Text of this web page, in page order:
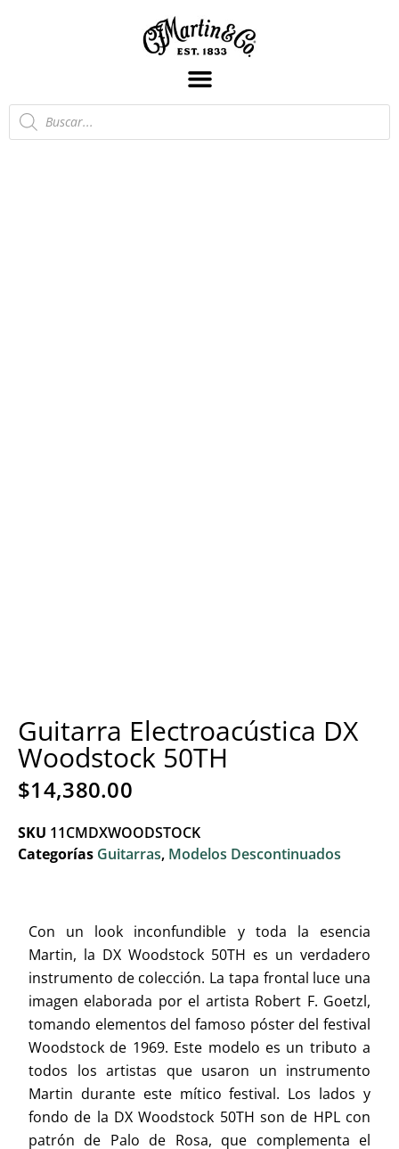
Guitarra Electroacústica DX
Woodstock 50TH
$14,380.00
SKU 11CMDXWOODSTOCK
Categorías Guitarras, Modelos Descontinuados
Con un look inconfundible y toda la esencia
Martin, la DX Woodstock 50TH es un verdadero
instrumento de colección. La tapa frontal luce una
imagen elaborada por el artista Robert F. Goetzl,
tomando elementos del famoso póster del festival
Woodstock de 1969. Este modelo es un tributo a
todos los artistas que usaron un instrumento
Martin durante este mítico festival. Los lados y
fondo de la DX Woodstock 50TH son de HPL con
patrón de Palo de Rosa, que complementa el